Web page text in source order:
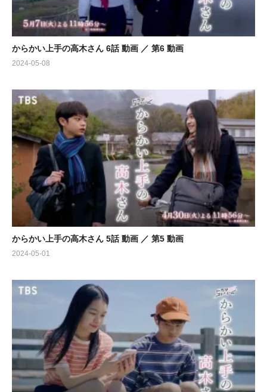
からかい上手の高木さん 6話 動画 ／ 第6 動画
2024-05-08
からかい上手の高木さん 5話 動画 ／ 第5 動画
2024-05-01